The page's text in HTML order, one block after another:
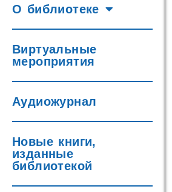
О библиотеке
Виртуальные
мероприятия
Аудиожурнал
Новые книги,
изданные
библиотекой